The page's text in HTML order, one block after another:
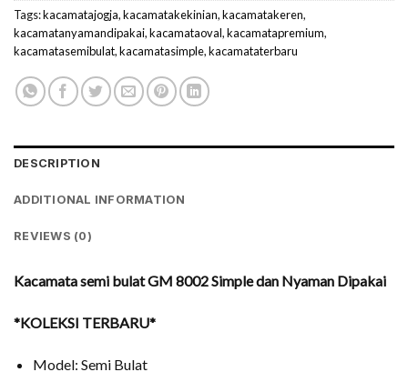
Tags:kacamatajogja,kacamatakekinian,kacamatakeren,
kacamatanyamandipakai,kacamataoval,kacamatapremium,
kacamatasemibulat,kacamatasimple,kacamataterbaru
DESCRIPTION
ADDITIONAL INFORMATION
REVIEWS (0)
Kacamata semi bulat GM 8002 Simple dan Nyaman Dipakai
*KOLEKSI TERBARU*
Model: Semi Bulat